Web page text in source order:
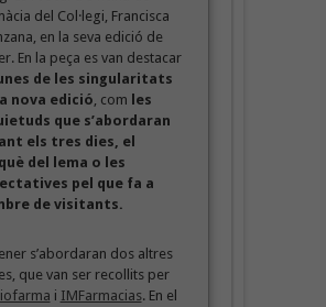
del Col·legi, Francisca
en la seva edició de
En la peça es van destacar
de les singularitats
nova edició, com les
que s’abordaran
els tres dies, el
del lema o les
pel que fa a
de visitants.
s’abordaran dos altres
que van ser recollits per
i IMFarmacias. En el